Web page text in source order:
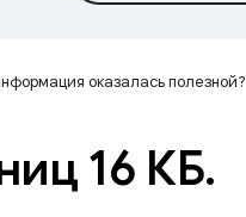
оказалась полезной?
16 КБ.